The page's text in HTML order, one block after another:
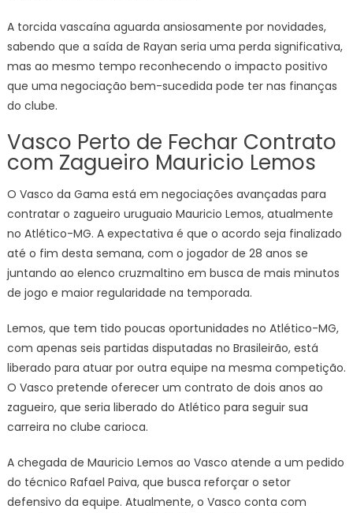
A torcida vascaína aguarda ansiosamente por novidades,
sabendo que a saída de Rayan seria uma perda significativa,
mas ao mesmo tempo reconhecendo o impacto positivo
que uma negociação bem-sucedida pode ter nas finanças
do clube.
Vasco Perto de Fechar Contrato
com Zagueiro Mauricio Lemos
O Vasco da Gama está em negociações avançadas para
contratar o zagueiro uruguaio Mauricio Lemos, atualmente
no Atlético-MG. A expectativa é que o acordo seja finalizado
até o fim desta semana, com o jogador de 28 anos se
juntando ao elenco cruzmaltino em busca de mais minutos
de jogo e maior regularidade na temporada.
Lemos, que tem tido poucas oportunidades no Atlético-MG,
com apenas seis partidas disputadas no Brasileirão, está
liberado para atuar por outra equipe na mesma competição.
O Vasco pretende oferecer um contrato de dois anos ao
zagueiro, que seria liberado do Atlético para seguir sua
carreira no clube carioca.
A chegada de Mauricio Lemos ao Vasco atende a um pedido
do técnico Rafael Paiva, que busca reforçar o setor
defensivo da equipe. Atualmente, o Vasco conta com